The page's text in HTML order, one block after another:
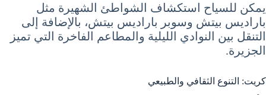
يمكن للسياح استكشاف الشواطئ الشهيرة مثل
باراديس بيتش وسوبر باراديس بيتش، بالإضافة إلى
التنقل بين النوادي الليلية والمطاعم الفاخرة التي تميز
الجزيرة.
كريت: التنوع الثقافي والطبيعي